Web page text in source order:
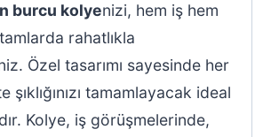
burcu kolyenizi, hem iş hem
rahatlıkla
Özel tasarımı sayesinde her
şıklığınızı tamamlayacak ideal
Kolye, iş görüşmelerinde,